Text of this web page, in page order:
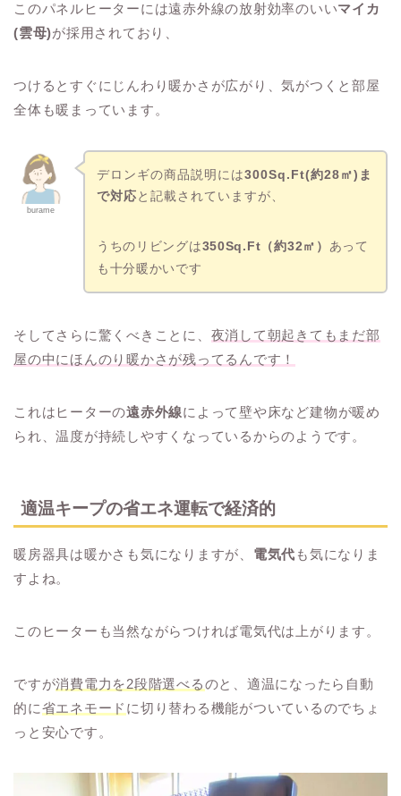
このパネルヒーターには遠赤外線の放射効率のいいマイカ
(雲母)が採用されており、
つけるとすぐにじんわり暖かさが広がり、気がつくと部屋
全体も暖まっています。
burame
デロンギの商品説明には300Sq.Ft(約28㎡)ま
で対応と記載されていますが、
うちのリビングは350Sq.Ft（約32㎡） あって
も十分暖かいです
そしてさらに驚くべきことに、 夜消して朝起きてもまだ部
屋の中にほんのり暖かさが残ってるんです！
これはヒーターの遠赤外線によって壁や床など建物が暖め
られ、温度が持続しやすくなっているからのようです。
適温キープの省エネ運転で経済的
暖房器具は暖かさも気になりますが、 電気代 も気になりま
すよね。
このヒーターも当然ながらつければ電気代は上がります。
ですが消費電力を2段階選べるのと、適温になったら自動
的に省エネモード に切り替わる機能がついているのでちょ
っと安心です。